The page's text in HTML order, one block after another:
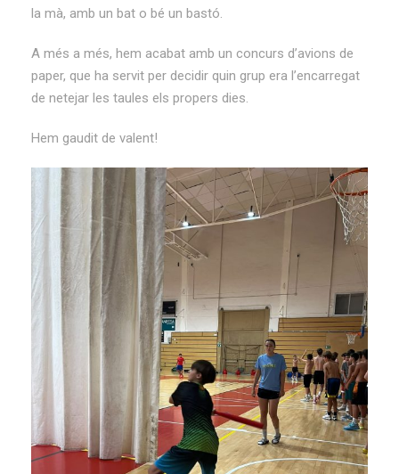
la mà, amb un bat o bé un bastó.
A més a més, hem acabat amb un concurs d’avions de
paper, que ha servit per decidir quin grup era l’encarregat
de netejar les taules els propers dies.
Hem gaudit de valent!